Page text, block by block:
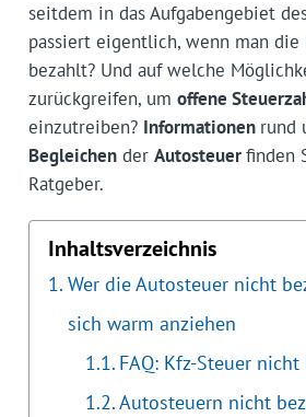
seitdem in das Aufgabengebiet
passiert eigentlich, wenn man die
bezahlt? Und auf welche
zurückgreifen, um offene
einzutreiben? Informationen rund
Begleichender Autosteuerfinden
Ratgeber.
Inhaltsverzeichnis
Wer die Autosteuer nicht
sich warm anziehen
FAQ: Kfz-Steuer
Autosteuern nicht